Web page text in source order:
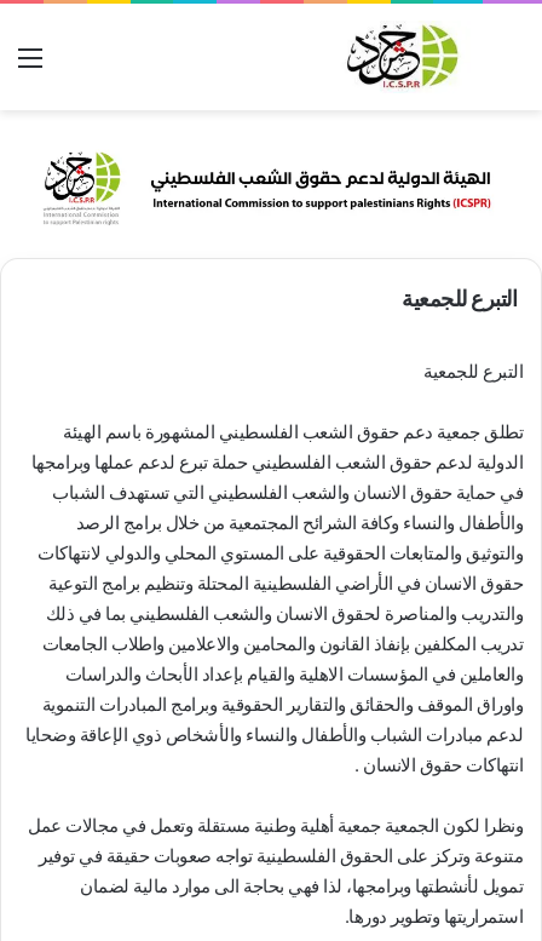
بحث عن
التبرع للجمعية
التبرع للجمعية
تطلق جمعية دعم حقوق الشعب الفلسطيني المشهورة باسم الهيئة
الدولية لدعم حقوق الشعب الفلسطيني حملة تبرع لدعم عملها وبرامجها
في حماية حقوق الانسان والشعب الفلسطيني التي تستهدف الشباب
والأطفال والنساء وكافة الشرائح المجتمعية من خلال برامج الرصد
والتوثيق والمتابعات الحقوقية على المستوي المحلي والدولي لانتهاكات
حقوق الانسان في الأراضي الفلسطينية المحتلة وتنظيم برامج التوعية
والتدريب والمناصرة لحقوق الانسان والشعب الفلسطيني بما في ذلك
تدريب المكلفين بإنفاذ القانون والمحامين والاعلامين واطلاب الجامعات
والعاملين في المؤسسات الاهلية والقيام بإعداد الأبحاث والدراسات
واوراق الموقف والحقائق والتقارير الحقوقية وبرامج المبادرات التنموية
لدعم مبادرات الشباب والأطفال والنساء والأشخاص ذوي الإعاقة وضحايا
انتهاكات حقوق الانسان .
ونظرا لكون الجمعية جمعية أهلية وطنية مستقلة وتعمل في مجالات عمل
متنوعة وتركز على الحقوق الفلسطينية تواجه صعوبات حقيقة في توفير
تمويل لأنشطتها وبرامجها، لذا فهي بحاجة الى موارد مالية لضمان
استمراريتها وتطوير دورها.